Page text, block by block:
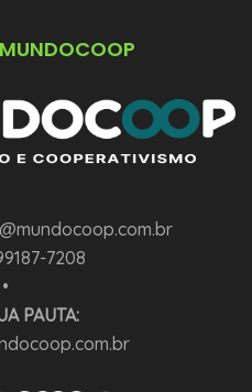
7208
•
PAUTA: